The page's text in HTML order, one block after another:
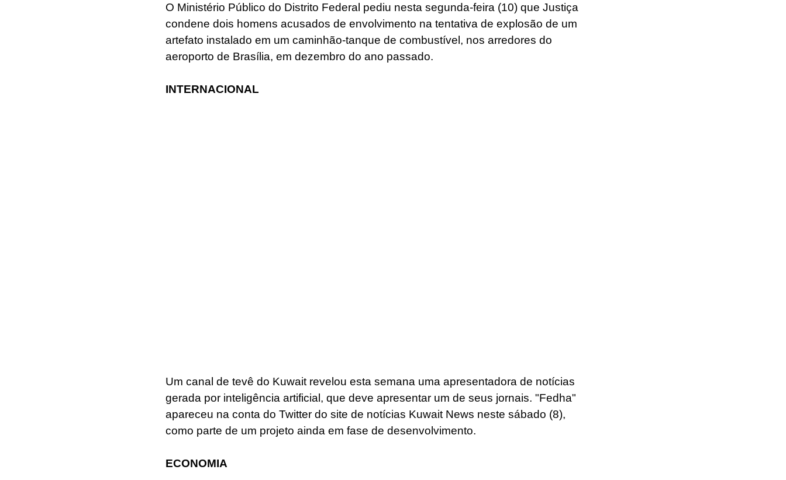
O Ministério Público do Distrito Federal pediu nesta segunda-feira (10) que Justiça
condene dois homens acusados de envolvimento na tentativa de explosão de um
artefato instalado em um caminhão-tanque de combustível, nos arredores do
aeroporto de Brasília, em dezembro do ano passado.
INTERNACIONAL
Um canal de tevê do Kuwait revelou esta semana uma apresentadora de notícias
gerada por inteligência artificial, que deve apresentar um de seus jornais. "Fedha"
apareceu na conta do Twitter do site de notícias Kuwait News neste sábado (8),
como parte de um projeto ainda em fase de desenvolvimento.
ECONOMIA